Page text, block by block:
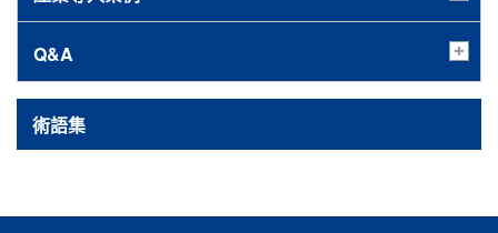
Q&A
術語集